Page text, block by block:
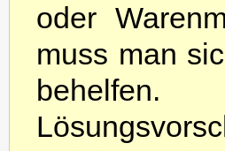
oder
muss man